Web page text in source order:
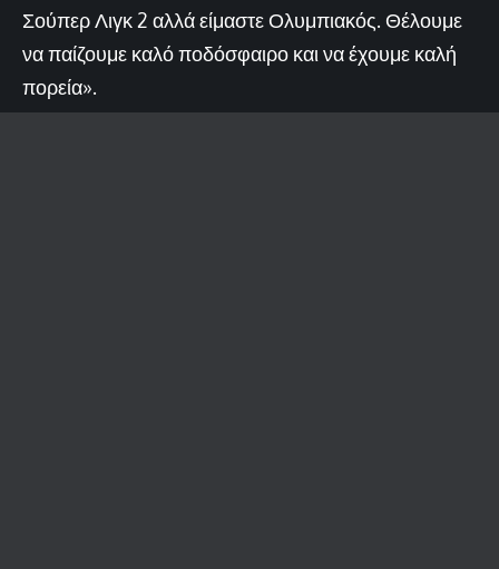
Σούπερ Λιγκ 2 αλλά είμαστε Ολυμπιακός. Θέλουμε
να παίζουμε καλό ποδόσφαιρο και να έχουμε καλή
πορεία».